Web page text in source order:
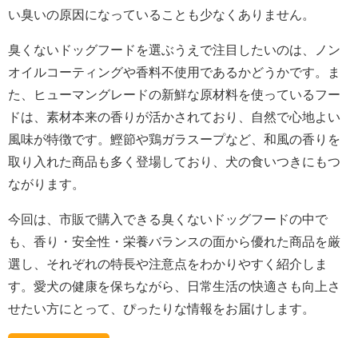
い臭いの原因になっていることも少なくありません。
臭くないドッグフードを選ぶうえで注目したいのは、ノン
オイルコーティングや香料不使用であるかどうかです。ま
た、ヒューマングレードの新鮮な原材料を使っているフー
ドは、素材本来の香りが活かされており、自然で心地よい
風味が特徴です。鰹節や鶏ガラスープなど、和風の香りを
取り入れた商品も多く登場しており、犬の食いつきにもつ
ながります。
今回は、市販で購入できる臭くないドッグフードの中で
も、香り・安全性・栄養バランスの面から優れた商品を厳
選し、それぞれの特長や注意点をわかりやすく紹介しま
す。愛犬の健康を保ちながら、日常生活の快適さも向上さ
せたい方にとって、ぴったりな情報をお届けします。